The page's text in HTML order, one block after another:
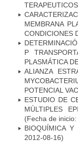
MEMBRANA
CONDICIONES
P
PLASMÁTICA
ALIANZA
POTENCIAL
ESTUDIO DE
MÚLTIPLES
(Fecha de
BIOQUÍMICA Y
2012-08-16)